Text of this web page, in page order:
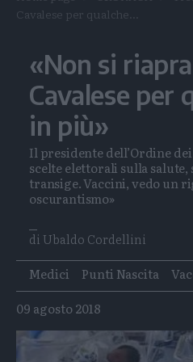
Cavalese per qualche...
«Non si riapra
Cavalese per
in più»
Il presidente dell’Ordine
scelte elettorali sulla salute,
transige. Vaccini, vedo un
oscurantismo»
di Ubaldo Cordellini
Tags
Medici Punti Nascita
09 agosto 2018